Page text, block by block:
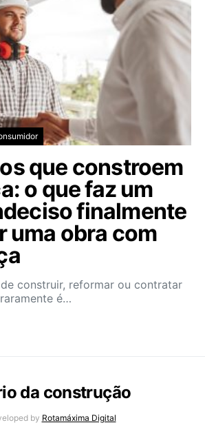
que constroem
o que faz um
finalmente
uma obra com
construir, reformar ou contratar
é…
da construção
by Rotamáxima Digital